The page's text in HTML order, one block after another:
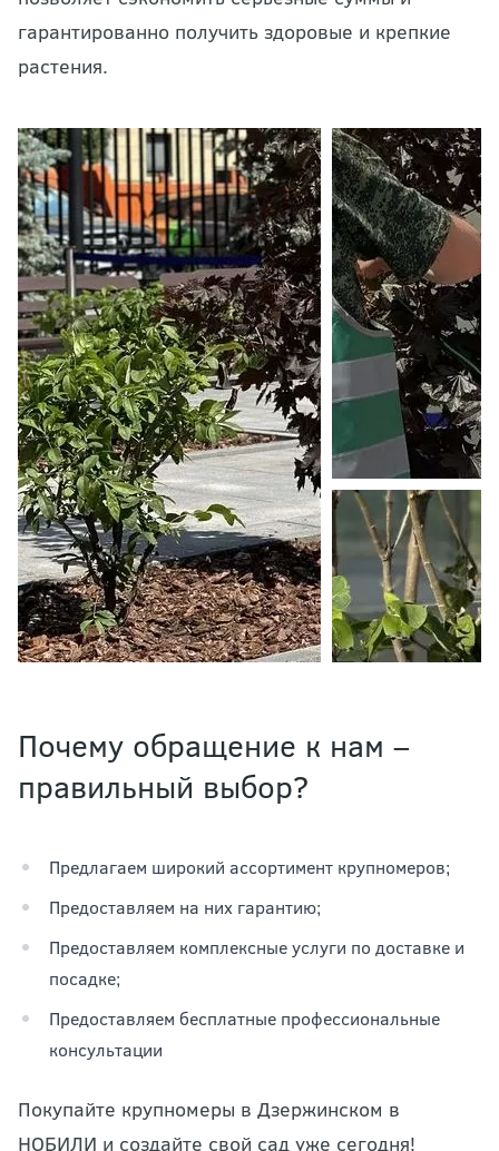
гарантированно получить здоровые и крепкие
растения.
Почему обращение к нам –
правильный выбор?
Предлагаем широкий ассортимент крупномеров;
Предоставляем на них гарантию;
Предоставляем комплексные услуги по доставке и
посадке;
Предоставляем бесплатные профессиональные
консультации
Покупайте крупномеры в Дзержинском в
НОБИЛИ и создайте свой сад уже сегодня!